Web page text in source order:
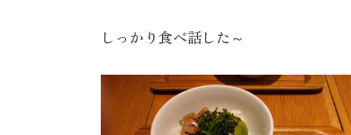
しっかり食べ話した～